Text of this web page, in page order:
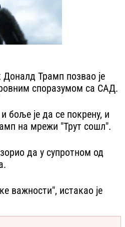
Трамп позвао је
споразумом са САД.
боље је да се покрену, и
на мрежи "Трут сошл".
да у супротном од
важности", истакао је